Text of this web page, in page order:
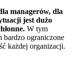
managerów, dla
jest dużo
W tym
bardzo ograniczone
każdej organizacji.